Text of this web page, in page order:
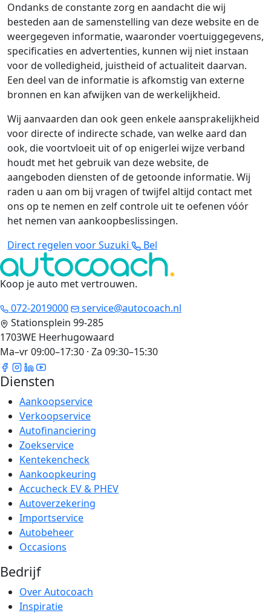
Ondanks de constante zorg en aandacht die wij
besteden aan de samenstelling van deze website en de
weergegeven informatie, waaronder voertuiggegevens,
specificaties en advertenties, kunnen wij niet instaan
voor de volledigheid, juistheid of actualiteit daarvan.
Een deel van de informatie is afkomstig van externe
bronnen en kan afwijken van de werkelijkheid.
Wij aanvaarden dan ook geen enkele aansprakelijkheid
voor directe of indirecte schade, van welke aard dan
ook, die voortvloeit uit of op enigerlei wijze verband
houdt met het gebruik van deze website, de
aangeboden diensten of de getoonde informatie. Wij
raden u aan om bij vragen of twijfel altijd contact met
ons op te nemen en zelf controle uit te oefenen vóór
het nemen van aankoopbeslissingen.
Direct regelen voor Suzuki
Bel
Koop je auto met vertrouwen.
072-2019000
service@autocoach.nl
Stationsplein 99-285
1703WE Heerhugowaard
Ma–vr 09:00–17:30 · Za 09:30–15:30
Diensten
Aankoopservice
Verkoopservice
Autofinanciering
Zoekservice
Kentekencheck
Aankoopkeuring
Accucheck EV & PHEV
Autoverzekering
Importservice
Autobeheer
Occasions
Bedrijf
Over Autocoach
Inspiratie